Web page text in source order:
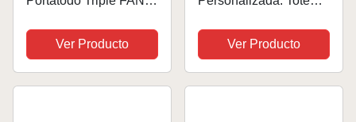
Ver Producto
Frikis. Tote Bag. 36 x
39 cm. Varios diseños.
Bolsa Greta.
Ver Producto